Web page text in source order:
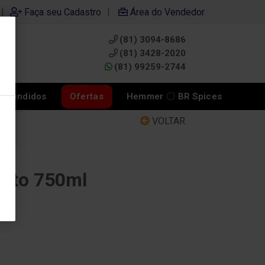
| Faça seu Cadastro | Área do Vendedor
(81) 3094-8686
(81) 3428-2020
(81) 99259-2744
Vendidos Ofertas Hemmer 〇 BR Spices
VOLTAR
750ml